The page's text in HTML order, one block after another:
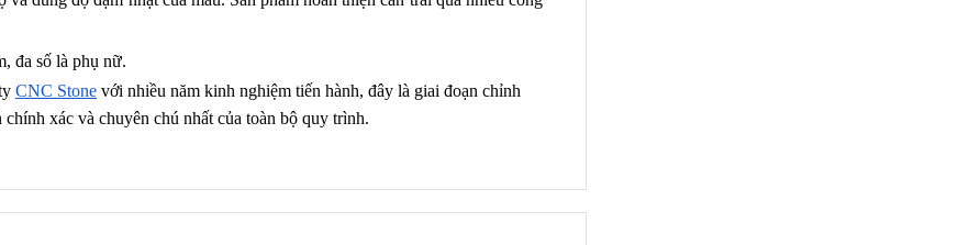
đa số là phụ nữ.
CNC Stone với nhiều năm kinh nghiệm tiến hành, đây là giai đoạn chỉnh
chính xác và chuyên chú nhất của toàn bộ quy trình.